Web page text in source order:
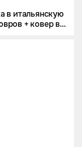
в итальянскую
+ ковер в